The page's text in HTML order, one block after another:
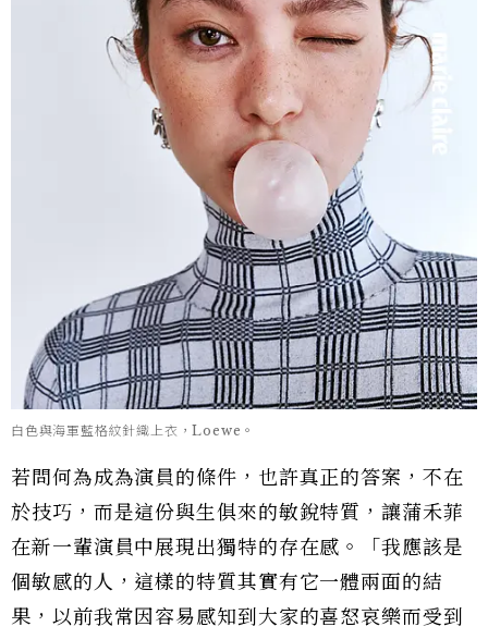
白色與海軍藍格紋針織上衣，Loewe。
若問何為成為演員的條件，也許真正的答案，不在
於技巧，而是這份與生俱來的敏銳特質，讓蒲禾菲
在新一輩演員中展現出獨特的存在感。「我應該是
個敏感的人，這樣的特質其實有它一體兩面的結
果，以前我常因容易感知到大家的喜怒哀樂而受到